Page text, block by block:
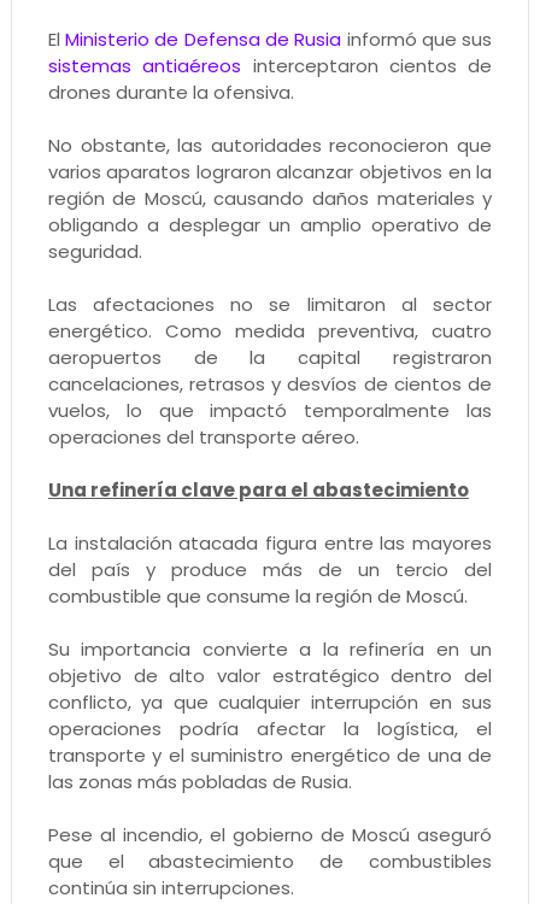
ElMinisterio de Defensa de Rusia informó que sus
sistemas antiaéreos interceptaron cientos de
drones durante la ofensiva.
No obstante, las autoridades reconocieron que
varios aparatos lograron alcanzar objetivos en la
región de Moscú, causando daños materiales y
obligando a desplegar un amplio operativo de
seguridad.
Las afectaciones no se limitaron al sector
energético. Como medida preventiva, cuatro
aeropuertos de la capital registraron
cancelaciones, retrasos y desvíos de cientos de
vuelos, lo que impactó temporalmente las
operaciones del transporte aéreo.
Una refinería clave para el abastecimiento
La instalación atacada figura entre las mayores
del país y produce más de un tercio del
combustible que consume la región de Moscú.
Su importancia convierte a la refinería en un
objetivo de alto valor estratégico dentro del
conflicto, ya que cualquier interrupción en sus
operaciones podría afectar la logística, el
transporte y el suministro energético de una de
las zonas más pobladas de Rusia.
Pese al incendio, el gobierno de Moscú aseguró
que el abastecimiento de combustibles
continúa sin interrupciones.